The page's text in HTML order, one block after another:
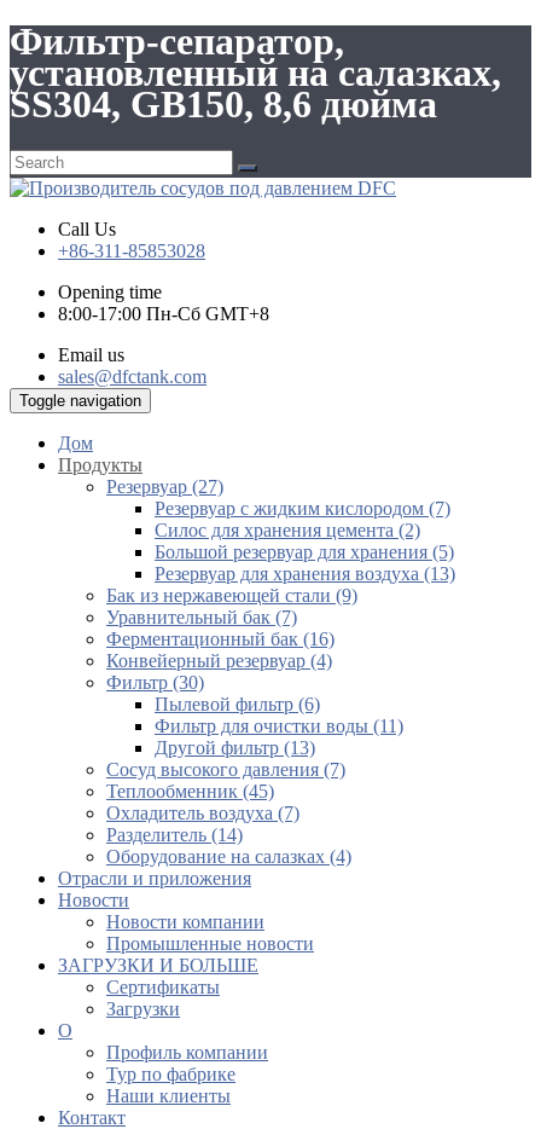
Фильтр-сепаратор,
установленный на салазках,
SS304, GB150, 8,6 дюйма
Call Us
+86-311-85853028
Opening time
8:00-17:00 Пн-Сб GMT+8
Email us
sales@dfctank.com
Toggle navigation
Дом
Продукты
Резервуар (27)
Резервуар с жидким кислородом (7)
Силос для хранения цемента (2)
Большой резервуар для хранения (5)
Резервуар для хранения воздуха (13)
Бак из нержавеющей стали (9)
Уравнительный бак (7)
Ферментационный бак (16)
Конвейерный резервуар (4)
Фильтр (30)
Пылевой фильтр (6)
Фильтр для очистки воды (11)
Другой фильтр (13)
Сосуд высокого давления (7)
Теплообменник (45)
Охладитель воздуха (7)
Разделитель (14)
Оборудование на салазках (4)
Отрасли и приложения
Новости
Новости компании
Промышленные новости
ЗАГРУЗКИ И БОЛЬШЕ
Сертификаты
Загрузки
О
Профиль компании
Тур по фабрике
Наши клиенты
Контакт